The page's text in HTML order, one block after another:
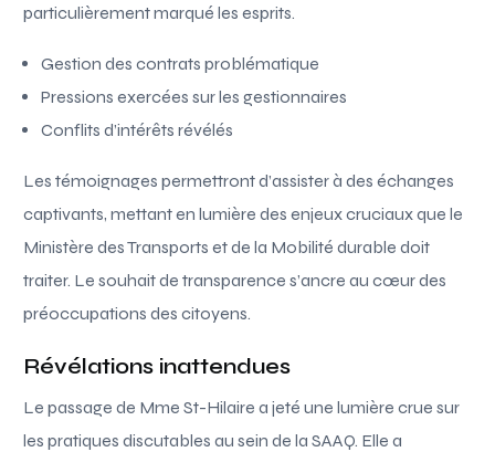
particulièrement marqué les esprits.
Gestion des contrats problématique
Pressions exercées sur les gestionnaires
Conflits d’intérêts révélés
Les témoignages permettront d’assister à des échanges
captivants, mettant en lumière des enjeux cruciaux que le
Ministère des Transports et de la Mobilité durable doit
traiter. Le souhait de transparence s’ancre au cœur des
préoccupations des citoyens.
Révélations inattendues
Le passage de Mme St-Hilaire a jeté une lumière crue sur
les pratiques discutables au sein de la SAAQ. Elle a